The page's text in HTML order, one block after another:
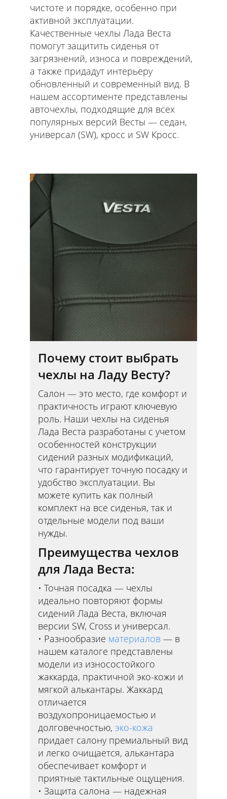
чистоте и порядке, особенно при
активной эксплуатации.
Качественные чехлы Лада Веста
помогут защитить сиденья от
загрязнений, износа и повреждений,
а также придадут интерьеру
обновленный и современный вид. В
нашем ассортименте представлены
авточехлы, подходящие для всех
популярных версий Весты — седан,
универсал (SW), кросс и SW Кросс.
Почему стоит выбрать
чехлы на Ладу Весту?
Салон — это место, где комфорт и
практичность играют ключевую
роль. Наши чехлы на сиденья
Лада Веста разработаны с учетом
особенностей конструкции
сидений разных модификаций,
что гарантирует точную посадку и
удобство эксплуатации. Вы
можете купить как полный
комплект на все сиденья, так и
отдельные модели под ваши
нужды.
Преимущества чехлов
для Лада Веста:
Точная посадка — чехлы
идеально повторяют формы
сидений Лада Веста, включая
версии SW, Cross и универсал.
Разнообразие материалов — в
нашем каталоге представлены
модели из износостойкого
жаккарда, практичной эко-кожи и
мягкой алькантары. Жаккард
отличается
воздухопроницаемостью и
долговечностью, эко-кожа
придает салону премиальный вид
и легко очищается, алькантара
обеспечивает комфорт и
приятные тактильные ощущения.
Защита салона — надежная